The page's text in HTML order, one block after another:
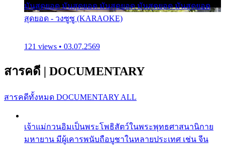
มันสุดยอด มันสุดยอด มันสุดยอด มันสุดยอด มันสุดยอด
สุดยอด - วงซูซู (KARAOKE)
121 views • 03.07.2569
สารคดี | DOCUMENTARY
สารคดีทั้งหมด DOCUMENTARY ALL
เจ้าแม่กวนอิมเป็นพระโพธิสัตว์ในพระพุทธศาสนานิกาย
มหายาน มีผู้เคารพนับถือบูชาในหลายประเทศ เช่น จีน